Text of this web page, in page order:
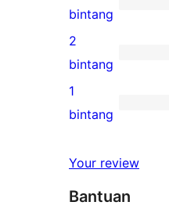
4-
bintang
0
ulasan
3-
bintang
bintang
0
ulasan
2-
2
bintang
0
1-
1
bintang
Your review
Bantuan